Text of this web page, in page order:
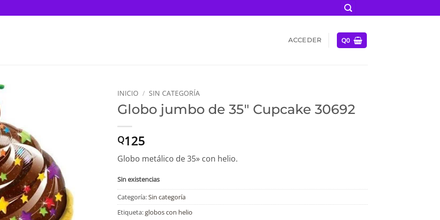
ACCEDER Q0
INICIO / SIN CATEGORÍA
Globo jumbo de 35″ Cupcake 30692
Q125
Globo metálico de 35» con helio.
Sin existencias
Categoría:Sin categoría
Etiqueta:globos con helio